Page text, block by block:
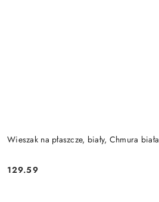
Wieszak na płaszcze, biały, Chmura biała
Cena:
129.59